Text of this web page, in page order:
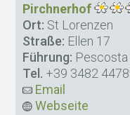
Pirchnerhof
Ort: St Lorenzen
Straße: Ellen 17
Führung:
Tel. +39 3482
Email
Webseite